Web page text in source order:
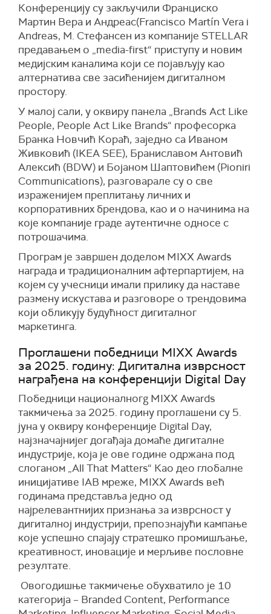
Конференцију су закључили Франциско
Мартин Вера и Андреас(Francisco Martín Vera i
Andreas, М. Стефансен из компаније STELLAR
предавањем о „media-first“ приступу и новим
медијским каналима који се појављују као
алтернатива све засићенијем дигиталном
простору.
У малој сали, у оквиру панела „Brands Act Like
People, People Act Like Brands“ професорка
Бранка Новчић Кораћ, заједно са Иваном
Живковић (IKEA SEE), Браниславом Антовић
Алексић (BDW) и Бојаном Шаптовићем (Pioniri
Communications), разговарале су о све
израженијем преплитању личних и
корпоративних брендова, као и о начинима на
које компаније граде аутентичне односе с
потрошачима.
Програм је завршен доделом MIXX Awards
награда и традиционалним афтерпартијем, на
којем су учесници имали прилику да наставе
размену искустава и разговоре о трендовима
који обликују будућност дигиталног
маркетинга.
Проглашени победници MIXX Awards
за 2025. годину: Дигитална изврсност
награђена на конференцији Digital Day
Победници националногg MIXX Awards
такмичења за 2025. годину проглашени су 5.
јуна у оквиру конференције Digital Day,
најзначајнијег догађаја домаће дигиталне
индустрије, која је ове године одржана под
слоганом „All That Matters“ Као део глобалне
иницијативе IAB мреже, MIXX Awards већ
годинама представља једно од
најрелевантнијих признања за изврсност у
дигиталној индустрији, препознајући кампање
које успешно спајају стратешко промишљање,
креативност, иновације и мерљиве пословне
резултате.
Овогодишње такмичење обухватило је 10
категорија – Branded Content, Performance